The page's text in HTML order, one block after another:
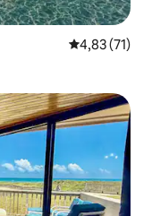
Priemerné
4,83 (71)